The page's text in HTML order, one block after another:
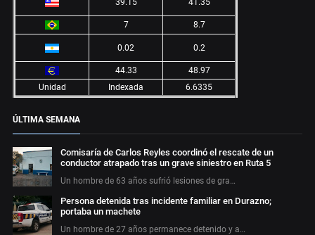
39.15 41.35
7 8.7
0.02 0.2
44.33
48.97
Unidad
Indexada 6.6335
ÚLTIMA SEMANA
Comisaría de Carlos Reyles coordinó el rescate de un
conductor atrapado tras un grave siniestro en Ruta 5
Un hombre de 63 años sufrió lesiones de gra…
Persona detenida tras incidente familiar en Durazno;
portaba un machete
Un hombre de 27 años permanece detenido y a…